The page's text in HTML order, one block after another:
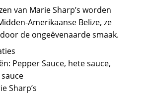
van Marie Sharp’s worden
Amerikaanse Belize, ze
de ongeëvenaarde smaak.
Pepper Sauce, hete sauce,
Sharp’s